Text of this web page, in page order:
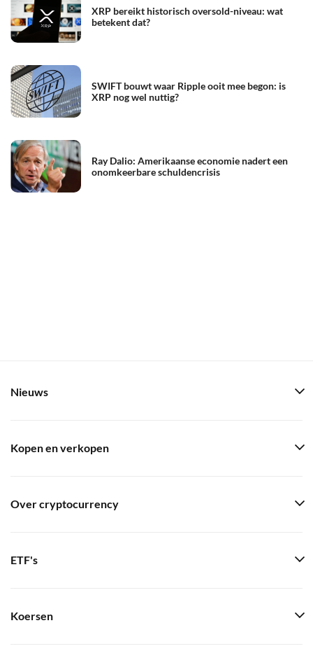
XRP bereikt historisch oversold-niveau: wat
betekent dat?
SWIFT bouwt waar Ripple ooit mee begon: is
XRP nog wel nuttig?
Ray Dalio: Amerikaanse economie nadert een
onomkeerbare schuldencrisis
Nieuws
Kopen en verkopen
Over cryptocurrency
ETF's
Koersen